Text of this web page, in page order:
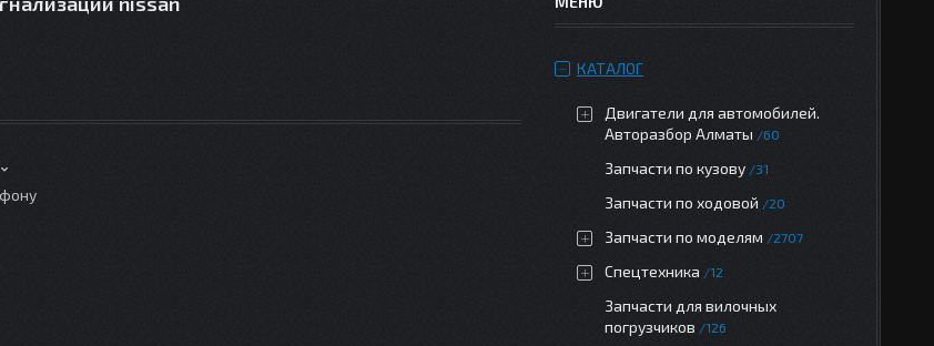
КАТАЛОГ
Двигатели для автомобилей.
Авторазбор Алматы
60
Запчасти по кузову 31
Запчасти по ходовой 20
Запчасти по моделям 2707
Спецтехника 12
Запчасти для вилочных
погрузчиков
126